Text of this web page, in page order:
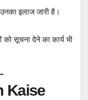
इलाज जारी है।
को सूचना देने का कार्य भी
Kaise